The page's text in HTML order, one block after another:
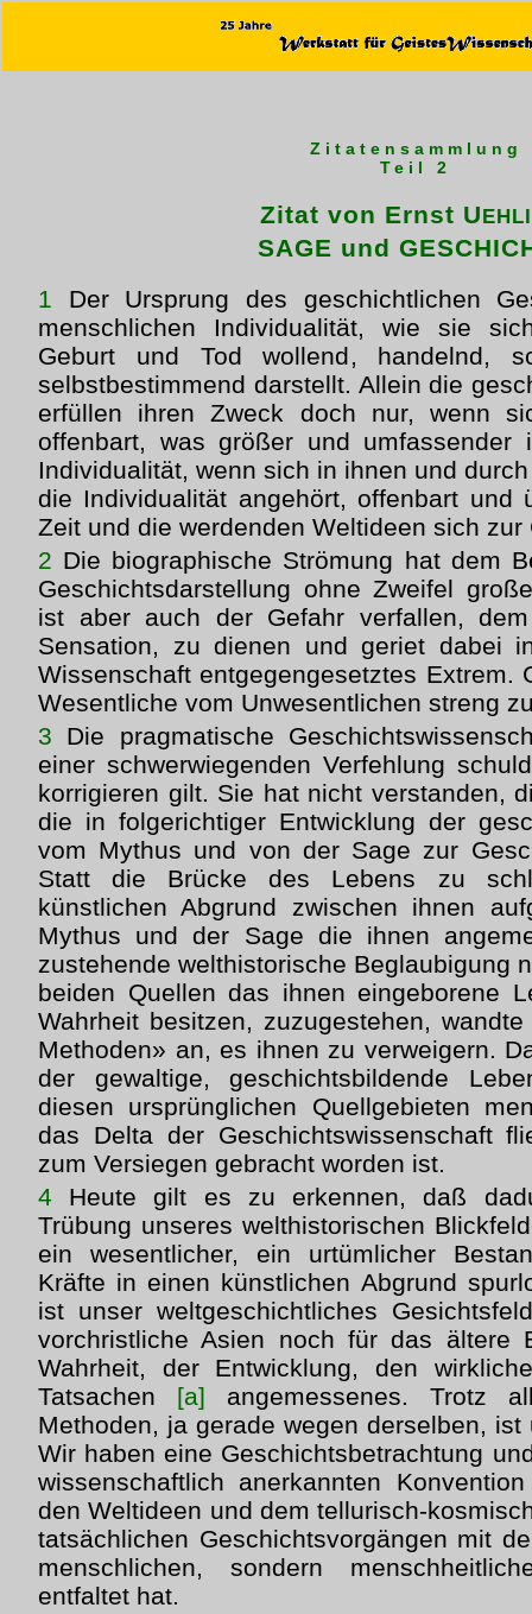
Zitatensammlung
Teil 2
Zitat von Ernst UEHLI
SAGE und
1 Der Ursprung des geschichtlichen
menschlichen Individualität, wie sie
Geburt und Tod wollend, handelnd,
selbstbestimmend darstellt. Allein die
erfüllen ihren Zweck doch nur, wenn
offenbart, was größer und umfassender
Individualität, wenn sich in ihnen und
die Individualität angehört, offenbart und
Zeit und die werdenden Weltideen sich zur
2 Die biographische Strömung hat dem
Geschichtsdarstellung ohne Zweifel
ist aber auch der Gefahr verfallen,
Sensation, zu dienen und geriet dabei
Wissenschaft entgegengesetztes Extrem.
Wesentliche vom Unwesentlichen streng
3 Die pragmatische
einer schwerwiegenden Verfehlung
korrigieren gilt. Sie hat nicht verstanden,
die in folgerichtiger Entwicklung der
vom Mythus und von der Sage zur
Statt die Brücke des Lebens zu
künstlichen Abgrund zwischen ihnen
Mythus und der Sage die ihnen
zustehende welthistorische Beglaubigung
beiden Quellen das ihnen eingeborene
Wahrheit besitzen, zuzugestehen,
Methoden» an, es ihnen zu verweigern.
der gewaltige, geschichtsbildende
diesen ursprünglichen Quellgebieten
das Delta der Geschichtswissenschaft
zum Versiegen gebracht worden ist.
4 Heute gilt es zu erkennen, daß
Trübung unseres welthistorischen
ein wesentlicher, ein urtümlicher
Kräfte in einen künstlichen Abgrund
ist unser weltgeschichtliches
vorchristliche Asien noch für das ältere
Wahrheit, der Entwicklung, den
Tatsachen [a] angemessenes. Trotz
Methoden, ja gerade wegen derselben,
Wir haben eine Geschichtsbetrachtung
wissenschaftlich anerkannten
den Weltideen und dem tellurisch-
tatsächlichen Geschichtsvorgängen mit
menschlichen, sondern
entfaltet hat.